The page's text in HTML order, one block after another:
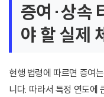
증여·상속
야 할 실제
현행 법령에 따르면 증여
니다. 따라서 특정 연도에